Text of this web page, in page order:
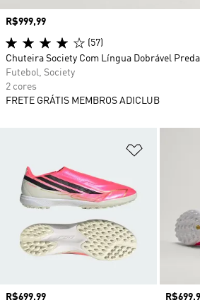
Adicionar
Preço
R$699,99
Preço
Preço
R$999,99
(57)
Chuteira Society Com Língua Dobrável
Futebol, Society
2 cores
FRETE GRÁTIS MEMBROS ADICLUB